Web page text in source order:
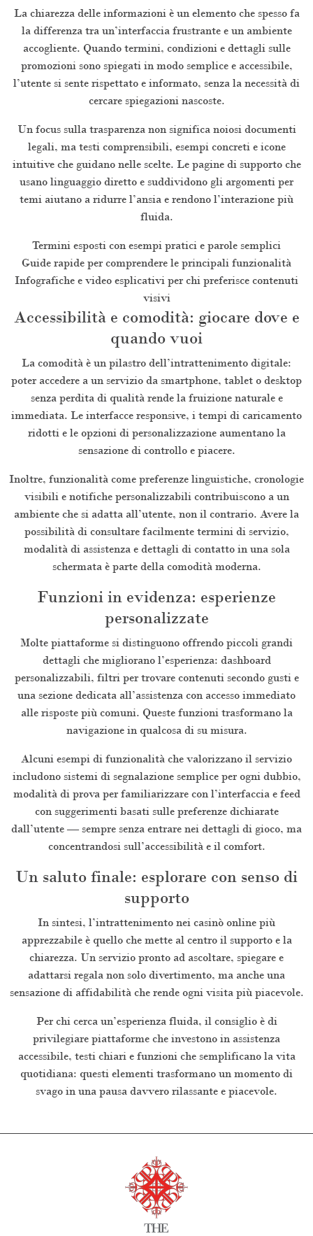
La chiarezza delle informazioni è un elemento che spesso fa
la differenza tra un’interfaccia frustrante e un ambiente
accogliente. Quando termini, condizioni e dettagli sulle
promozioni sono spiegati in modo semplice e accessibile,
l’utente si sente rispettato e informato, senza la necessità di
cercare spiegazioni nascoste.
Un focus sulla trasparenza non significa noiosi documenti
legali, ma testi comprensibili, esempi concreti e icone
intuitive che guidano nelle scelte. Le pagine di supporto che
usano linguaggio diretto e suddividono gli argomenti per
temi aiutano a ridurre l’ansia e rendono l’interazione più
fluida.
Termini esposti con esempi pratici e parole semplici
Guide rapide per comprendere le principali funzionalità
Infografiche e video esplicativi per chi preferisce contenuti
visivi
Accessibilità e comodità: giocare dove e
quando vuoi
La comodità è un pilastro dell’intrattenimento digitale:
poter accedere a un servizio da smartphone, tablet o desktop
senza perdita di qualità rende la fruizione naturale e
immediata. Le interfacce responsive, i tempi di caricamento
ridotti e le opzioni di personalizzazione aumentano la
sensazione di controllo e piacere.
Inoltre, funzionalità come preferenze linguistiche, cronologie
visibili e notifiche personalizzabili contribuiscono a un
ambiente che si adatta all’utente, non il contrario. Avere la
possibilità di consultare facilmente termini di servizio,
modalità di assistenza e dettagli di contatto in una sola
schermata è parte della comodità moderna.
Funzioni in evidenza: esperienze
personalizzate
Molte piattaforme si distinguono offrendo piccoli grandi
dettagli che migliorano l’esperienza: dashboard
personalizzabili, filtri per trovare contenuti secondo gusti e
una sezione dedicata all’assistenza con accesso immediato
alle risposte più comuni. Queste funzioni trasformano la
navigazione in qualcosa di su misura.
Alcuni esempi di funzionalità che valorizzano il servizio
includono sistemi di segnalazione semplice per ogni dubbio,
modalità di prova per familiarizzare con l’interfaccia e feed
con suggerimenti basati sulle preferenze dichiarate
dall’utente — sempre senza entrare nei dettagli di gioco, ma
concentrandosi sull’accessibilità e il comfort.
Un saluto finale: esplorare con senso di
supporto
In sintesi, l’intrattenimento nei casinò online più
apprezzabile è quello che mette al centro il supporto e la
chiarezza. Un servizio pronto ad ascoltare, spiegare e
adattarsi regala non solo divertimento, ma anche una
sensazione di affidabilità che rende ogni visita più piacevole.
Per chi cerca un’esperienza fluida, il consiglio è di
privilegiare piattaforme che investono in assistenza
accessibile, testi chiari e funzioni che semplificano la vita
quotidiana: questi elementi trasformano un momento di
svago in una pausa davvero rilassante e piacevole.